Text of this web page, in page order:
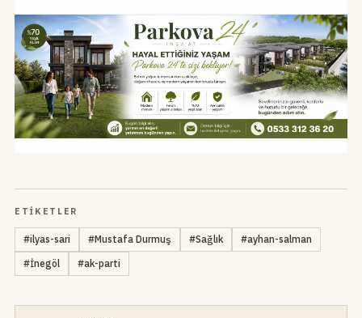
ETIKETLER
#ilyas-sari #Mustafa Durmuş #Sağlık #ayhan-salman
#İnegöl #ak-parti